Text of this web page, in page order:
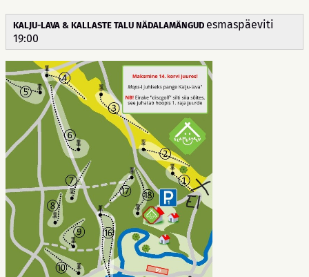
KALJU-LAVA & KALLASTE TALU NÄDALAMÄNGUD esmaspäeviti
19:00